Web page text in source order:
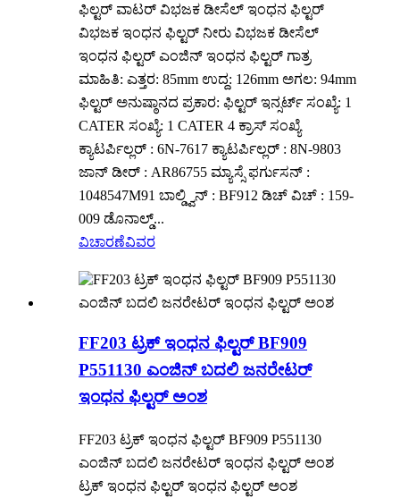
ಫಿಲ್ಟರ್ ವಾಟರ್ ವಿಭಜಕ ಡೀಸೆಲ್ ಇಂಧನ ಫಿಲ್ಟರ್
ವಿಭಜಕ ಇಂಧನ ಫಿಲ್ಟರ್ ನೀರು ವಿಭಜಕ ಡೀಸೆಲ್
ಇಂಧನ ಫಿಲ್ಟರ್ ಎಂಜಿನ್ ಇಂಧನ ಫಿಲ್ಟರ್ ಗಾತ್ರ
ಮಾಹಿತಿ: ಎತ್ತರ: 85mm ಉದ್ದ: 126mm ಅಗಲ: 94mm
ಫಿಲ್ಟರ್ ಅನುಷ್ಠಾನದ ಪ್ರಕಾರ: ಫಿಲ್ಟರ್ ಇನ್ಸರ್ಟ್ ಸಂಖ್ಯೆ: 1
CATER ಸಂಖ್ಯೆ: 1 CATER 4 ಕ್ರಾಸ್ ಸಂಖ್ಯೆ
ಕ್ಯಾಟರ್ಪಿಲ್ಲರ್ : 6N-7617 ಕ್ಯಾಟರ್ಪಿಲ್ಲರ್ : 8N-9803
ಜಾನ್ ಡೀರ್ : AR86755 ಮ್ಯಾಸ್ಸೆ ಫರ್ಗುಸನ್ :
1048547M91 ಬಾಲ್ಡ್ವಿನ್ : BF912 ಡಿಚ್ ವಿಚ್ : 159-
009 ಡೊನಾಲ್ಡ್...
ವಿಚಾರಣೆವಿವರ
FF203 ಟ್ರಕ್ ಇಂಧನ ಫಿಲ್ಟರ್ BF909
P551130 ಎಂಜಿನ್ ಬದಲಿ ಜನರೇಟರ್
ಇಂಧನ ಫಿಲ್ಟರ್ ಅಂಶ
FF203 ಟ್ರಕ್ ಇಂಧನ ಫಿಲ್ಟರ್ BF909 P551130
ಎಂಜಿನ್ ಬದಲಿ ಜನರೇಟರ್ ಇಂಧನ ಫಿಲ್ಟರ್ ಅಂಶ
ಟ್ರಕ್ ಇಂಧನ ಫಿಲ್ಟರ್ ಇಂಧನ ಫಿಲ್ಟರ್ ಅಂಶ